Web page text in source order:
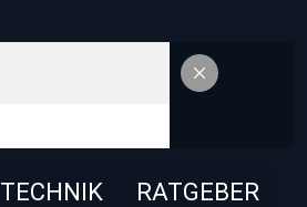
TECHNIK RATGEBER